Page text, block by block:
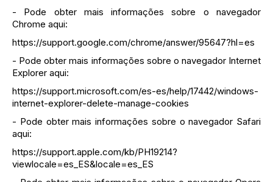
- Pode obter mais informações sobre o navegador
Chrome aqui:
https://support.google.com/chrome/answer/95647?hl=es
- Pode obter mais informações sobre o navegador Internet
Explorer aqui:
https://support.microsoft.com/es-es/help/17442/windows-
internet-explorer-delete-manage-cookies
- Pode obter mais informações sobre o navegador Safari
aqui:
https://support.apple.com/kb/PH19214?
viewlocale=es_ES&locale=es_ES